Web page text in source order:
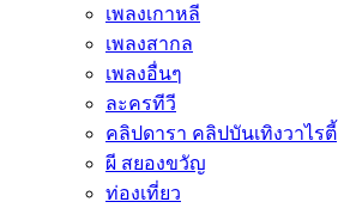
เพลงเกาหลี
เพลงสากล
เพลงอื่นๆ
ละครทีวี
คลิปดารา คลิปบันเทิงวาไรตี้
ผี สยองขวัญ
ท่องเที่ยว